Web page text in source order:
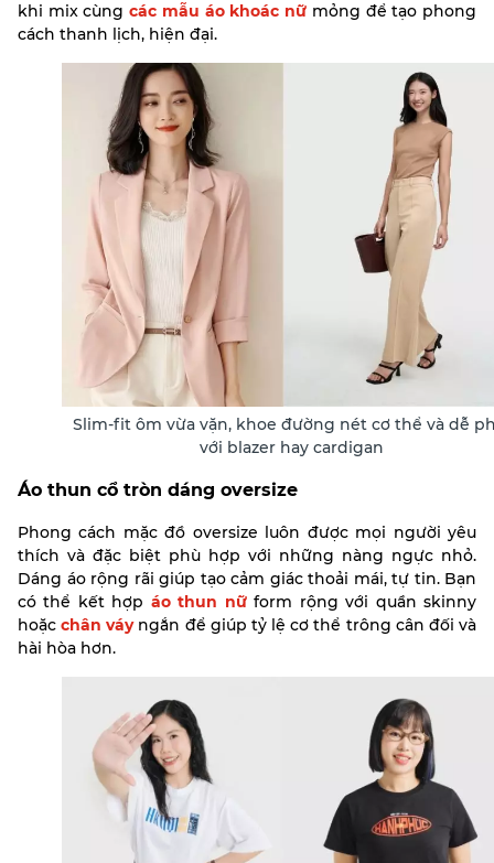
khi mix cùngcác mẫu áo khoác nữ mỏng để tạo phong
cách thanh lịch, hiện đại.
Slim-fit ôm vừa vặn, khoe đường nét cơ thể và dễ
với blazer hay cardigan
Áo thun cổ tròn dáng oversize
Phong cách mặc đồ oversize luôn được mọi người yêu
thích và đặc biệt phù hợp với những nàng ngực nhỏ.
Dáng áo rộng rãi giúp tạo cảm giác thoải mái, tự tin. Bạn
có thể kết hợp áo thun nữform rộng với quần skinny
hoặcchân váyngắn để giúp tỷ lệ cơ thể trông cân đối và
hài hòa hơn.